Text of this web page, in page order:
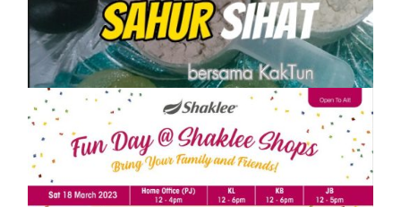
KENYANG
On1 April, 2023byTun Azah Aziz